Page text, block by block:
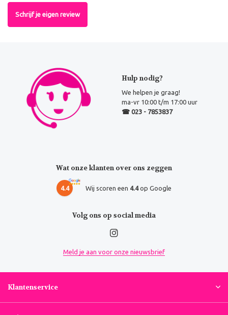
Schrijf je eigen review
Hulp nodig?
We helpen je graag!
ma-vr 10:00 t/m 17:00 uur
☎ 023 - 7853837
Wat onze klanten over ons zeggen
4.4 Wij scoren een 4.4op Google
Volg ons op social media
Meld je aan voor onze nieuwsbrief
Klantenservice